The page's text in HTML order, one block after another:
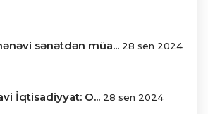
sənətdən müa... 28 sen 2024
İqtisadiyyat: O... 28 sen 2024